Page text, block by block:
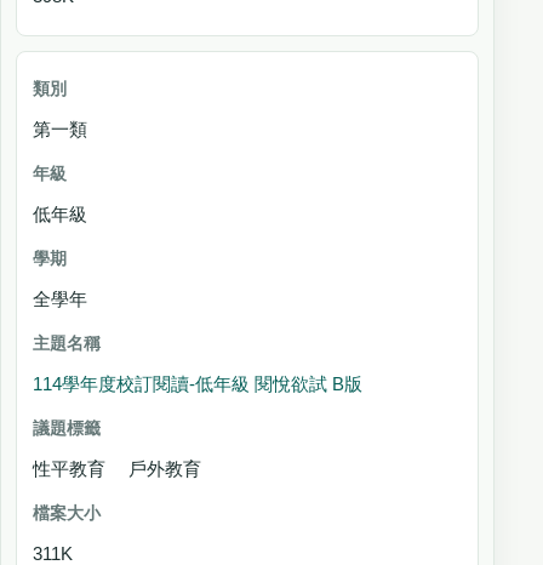
第一類
低年級
全學年
114學年度校訂閱讀-低年級 閱悅欲試 B版
性平教育 戶外教育
311K